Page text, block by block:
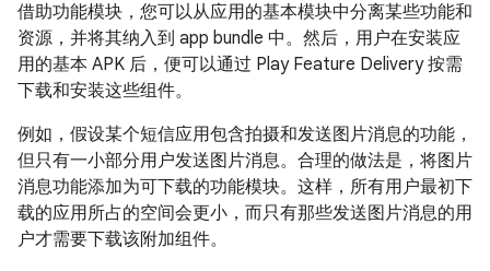
借助功能模块，您可以从应用的基本模块中分离某些功能和
资源，并将其纳入到 app bundle 中。然后，用户在安装应
用的基本 APK 后，便可以通过 Play Feature Delivery 按需
下载和安装这些组件。
例如，假设某个短信应用包含拍摄和发送图片消息的功能，
但只有一小部分用户发送图片消息。合理的做法是，将图片
消息功能添加为可下载的功能模块。这样，所有用户最初下
载的应用所占的空间会更小，而只有那些发送图片消息的用
户才需要下载该附加组件。